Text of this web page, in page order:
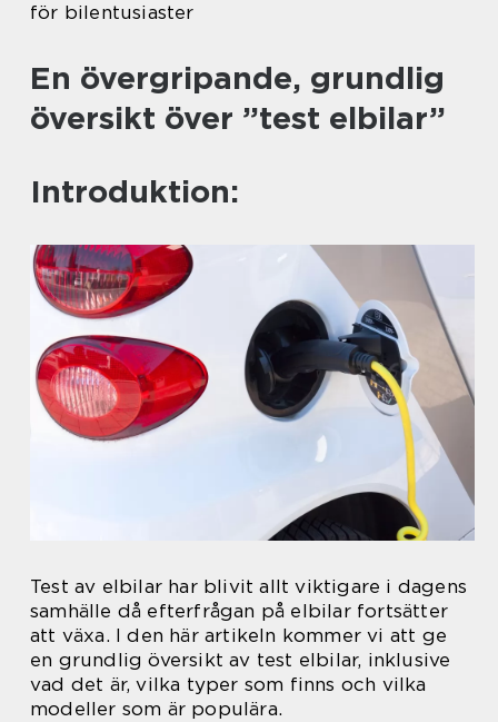
för bilentusiaster
En övergripande, grundlig
översikt över ”test elbilar”
Introduktion:
Test av elbilar har blivit allt viktigare i dagens
samhälle då efterfrågan på elbilar fortsätter
att växa. I den här artikeln kommer vi att ge
en grundlig översikt av test elbilar, inklusive
vad det är, vilka typer som finns och vilka
modeller som är populära.